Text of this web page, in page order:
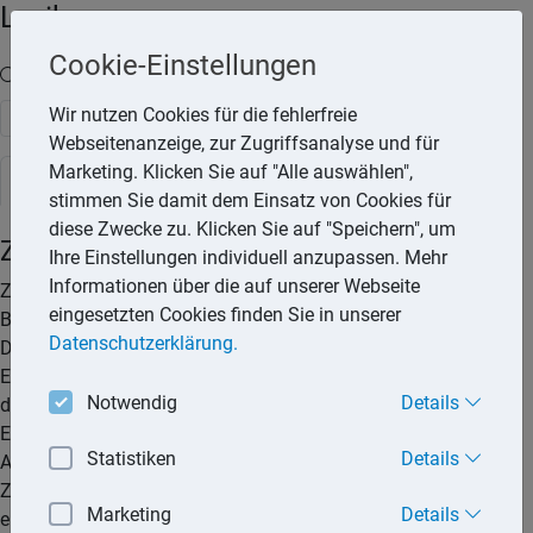
Lexika
Volltext-Suche in den Lexika
Suchen
Steuerlexikon
Zugewinnausgleich
Zugewinn ist der Betrag, um den das Endvermögen bei
Beendigung einer Ehe das Anfangsvermögen übersteigt.
Dabei ist das Anfangsvermögen das Vermögen, das einem
Ehepartner nach Abzug der Verbindlichkeiten beim Eintritt in
den Güterstand der Zugewinngemeinschaft gehört. Das
Endvermögen ist das Vermögen, das einem Ehegatten nach
Abzug der Verbindlichkeiten bei Beendigung der
Zugewinngemeinschaft gehört. Übersteigt der Zugewinn des
einen Ehegatten den Zugewinn des anderen Ehegatten, steht
Cookie-Einstellungen
Wir nutzen Cookies für die fehlerfreie
Webseitenanzeige, zur Zugriffsanalyse und für
Marketing. Klicken Sie auf "Alle auswählen",
stimmen Sie damit dem Einsatz von Cookies für
diese Zwecke zu. Klicken Sie auf "Speichern", um
Ihre Einstellungen individuell anzupassen. Mehr
Informationen über die auf unserer Webseite
eingesetzten Cookies finden Sie in unserer
Datenschutzerklärung.
Notwendig Details
Statistiken Details
Marketing Details